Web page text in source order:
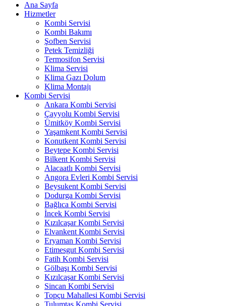
Ana Sayfa
Hizmetler
Kombi Servisi
Kombi Bakımı
Şofben Servisi
Petek Temizliği
Termosifon Servisi
Klima Servisi
Klima Gazı Dolum
Klima Montajı
Kombi Servisi
Ankara Kombi Servisi
Çayyolu Kombi Servisi
Ümitköy Kombi Servisi
Yaşamkent Kombi Servisi
Konutkent Kombi Servisi
Beytepe Kombi Servisi
Bilkent Kombi Servisi
Alacaatlı Kombi Servisi
Angora Evleri Kombi Servisi
Beysukent Kombi Servisi
Dodurga Kombi Servisi
Bağlıca Kombi Servisi
İncek Kombi Servisi
Kızılcaşar Kombi Servisi
Elvankent Kombi Servisi
Eryaman Kombi Servisi
Etimesgut Kombi Servisi
Fatih Kombi Servisi
Gölbaşı Kombi Servisi
Kızılcaşar Kombi Servisi
Sincan Kombi Servisi
Topçu Mahallesi Kombi Servisi